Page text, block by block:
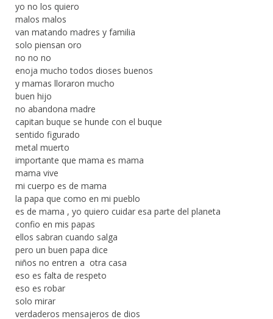
yo no los quiero
malos malos
van matando madres y familia
solo piensan oro
no no no
enoja mucho todos dioses buenos
y mamas lloraron mucho
buen hijo
no abandona madre
capitan buque se hunde con el buque
sentido figurado
metal muerto
importante que mama es mama
mama vive
mi cuerpo es de mama
la papa que como en mi pueblo
es de mama , yo quiero cuidar esa parte del planeta
confio en mis papas
ellos sabran cuando salga
pero un buen papa dice
niños no entren a otra casa
eso es falta de respeto
eso es robar
solo mirar
verdaderos mensajeros de dios